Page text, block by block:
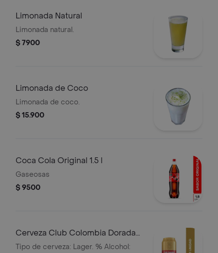
Limonada Natural
Limonada natural.
$ 7900
Limonada de Coco
Limonada de coco.
$ 15.900
Coca Cola Original 1.5 l
Gaseosas
$ 9500
Cerveza Club Colombia Dorada
Lta 330ml
Tipo de cerveza: Lager. % Alcohol: